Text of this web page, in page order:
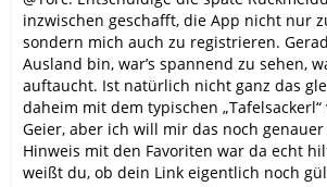
inzwischen geschafft, die App nicht nur
sondern mich auch zu registrieren.
Ausland bin, war’s spannend zu sehen,
auftaucht. Ist natürlich nicht ganz das
daheim mit dem typischen „Tafelsackerl“
Geier, aber ich will mir das noch
Hinweis mit den Favoriten war da echt
weißt du, ob dein Link eigentlich noch